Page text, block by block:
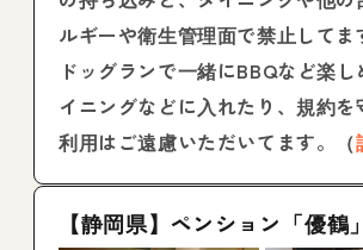
ルギーや衛生管理面で禁止してま
ドッグランで一緒にBBQなど楽
イニングなどに入れたり、規約を
利用はご遠慮いただいてます。（
【静岡県】ペンション「優鶴」